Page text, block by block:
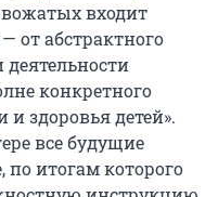
вожатых входит
от абстрактного
деятельности
конкретного
здоровья детей».
все будущие
итогам которого